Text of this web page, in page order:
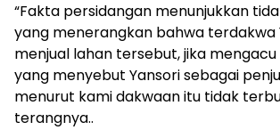
“Fakta persidangan menunjukkan
yang menerangkan bahwa terdakwa
menjual lahan tersebut, jika
yang menyebut Yansori sebagai
menurut kami dakwaan itu tidak
terangnya..